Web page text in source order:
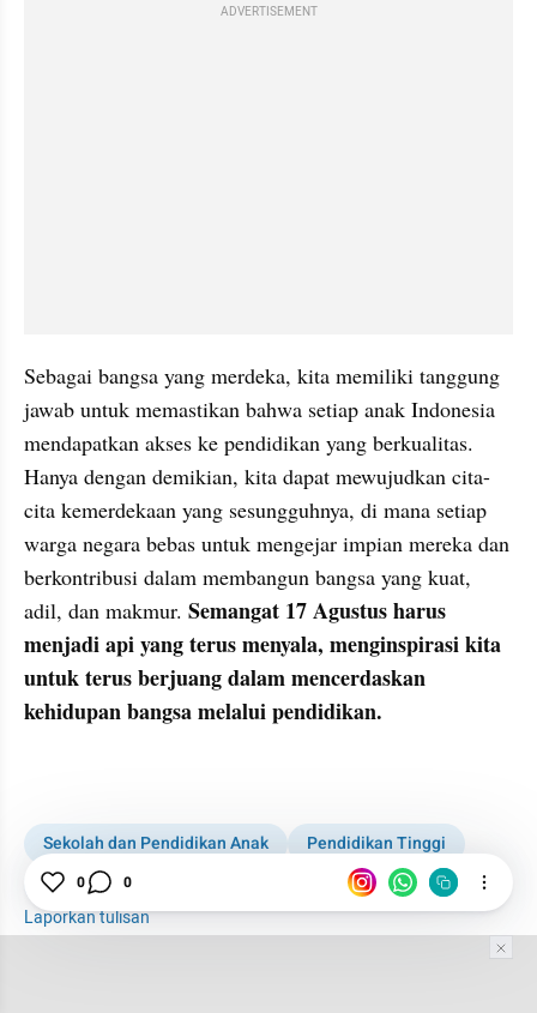
ADVERTISEMENT
Sebagai bangsa yang merdeka, kita memiliki tanggung
jawab untuk memastikan bahwa setiap anak Indonesia
mendapatkan akses ke pendidikan yang berkualitas.
Hanya dengan demikian, kita dapat mewujudkan cita-
cita kemerdekaan yang sesungguhnya, di mana setiap
warga negara bebas untuk mengejar impian mereka dan
berkontribusi dalam membangun bangsa yang kuat,
adil, dan makmur. Semangat 17 Agustus harus
menjadi api yang terus menyala, menginspirasi kita
untuk terus berjuang dalam mencerdaskan
kehidupan bangsa melalui pendidikan.
Sekolah dan Pendidikan Anak
Pendidikan Tinggi
Pendidikan
Laporkan tulisan
0 0